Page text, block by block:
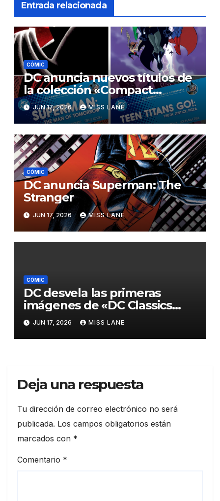
Entrada relacionada
CÓMIC
DC anuncia nuevos títulos de
la colección «Compact
Comics Adventures»
JUN 17, 2026 MISS LANE
CÓMIC
DC anuncia Superman: The
Stranger
JUN 17, 2026 MISS LANE
CÓMIC
DC desvela las primeras
imágenes de «DC Classics
Artist’s Edition, de José Luis
García-López»
JUN 17, 2026 MISS LANE
Deja una respuesta
Tu dirección de correo electrónico no será
publicada. Los campos obligatorios están
marcados con *
Comentario *